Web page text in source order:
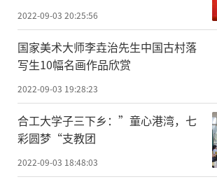
2022-09-03 20:25:56
国家美术大师李垚治先生中国古村落
写生10幅名画作品欣赏
2022-09-03 19:28:23
合工大学子三下乡：”童心港湾，七
彩圆梦“支教团
2022-09-03 18:48:03